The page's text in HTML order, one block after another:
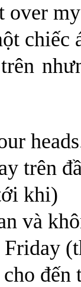
over
chiếc
trên
khi)
và
đến